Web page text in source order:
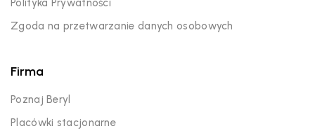
Polityka Prywatności
Zgoda na przetwarzanie danych osobowych
Firma
Poznaj Beryl
Placówki stacjonarne